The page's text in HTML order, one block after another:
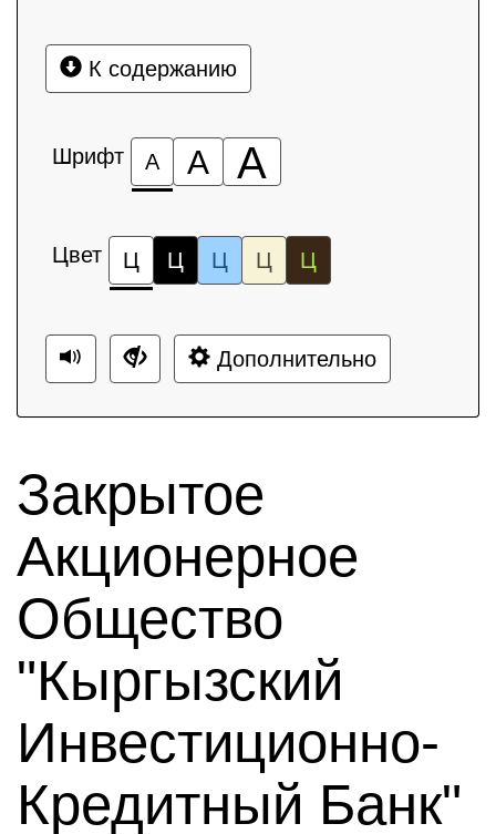
К содержанию
Шрифт А А А
Цвет Ц Ц Ц Ц Ц
Дополнительно
Закрытое
Акционерное
Общество
"Кыргызский
Инвестиционно-
Кредитный Банк"